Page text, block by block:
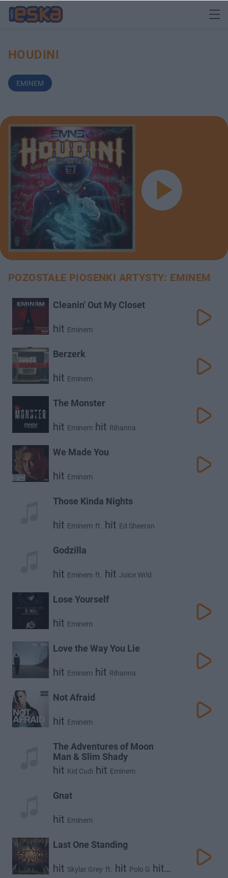
HOUDINI
EMINEM
POZOSTAŁE PIOSENKI ARTYSTY: EMINEM
Cleanin' Out My Closet
hit Eminem
Berzerk
hit Eminem
The Monster
hit Eminem hit Rihanna
We Made You
hit Eminem
Those Kinda Nights
hit Eminem ft. hit Ed Sheeran
Godzilla
hit Eminem ft. hit Juice Wrld
Lose Yourself
hit Eminem
Love the Way You Lie
hit Eminem hit Rihanna
Not Afraid
hit Eminem
The Adventures of Moon
Man & Slim Shady
hit Kid Cudi hit Eminem
Gnat
hit Eminem
Last One Standing
hit Skylar Grey ft. hit Polo G hit